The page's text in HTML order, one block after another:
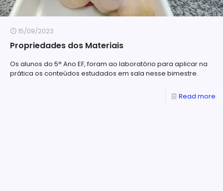
15/09/2023
Propriedades dos Materiais
Os alunos do 5° Ano EF, foram ao laboratório para aplicar na
prática os conteúdos estudados em sala nesse bimestre.
Read more